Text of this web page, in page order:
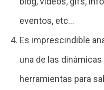
eventos, etc…
Es imprescindible
una de las
herramientas para